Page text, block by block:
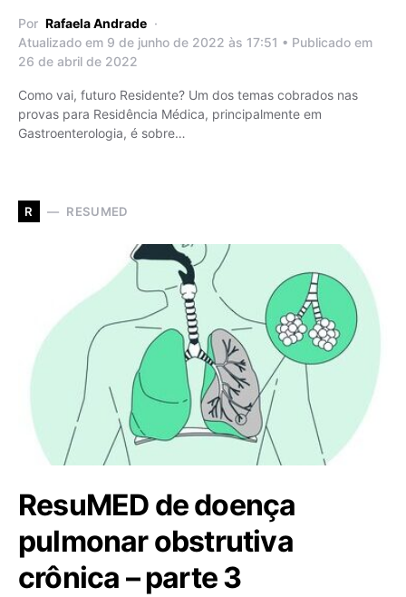
Por Rafaela Andrade
Atualizado em 9 de junho de 2022 às 17:51 • Publicado em
26 de abril de 2022
Como vai, futuro Residente? Um dos temas cobrados nas
provas para Residência Médica, principalmente em
Gastroenterologia, é sobre…
R RESUMED
ResuMED de doença
pulmonar obstrutiva
crônica – parte 3